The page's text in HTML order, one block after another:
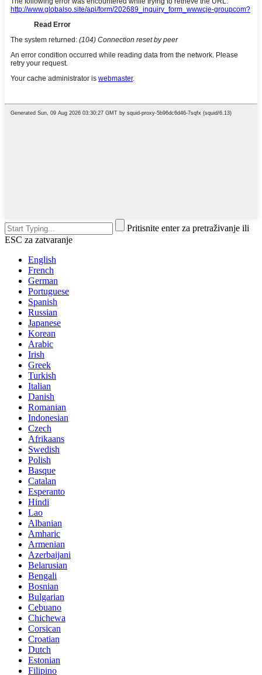
Pritisnite enter za pretraživanje ili
ESC za zatvaranje
English
French
German
Portuguese
Spanish
Russian
Japanese
Korean
Arabic
Irish
Greek
Turkish
Italian
Danish
Romanian
Indonesian
Czech
Afrikaans
Swedish
Polish
Basque
Catalan
Esperanto
Hindi
Lao
Albanian
Amharic
Armenian
Azerbaijani
Belarusian
Bengali
Bosnian
Bulgarian
Cebuano
Chichewa
Corsican
Croatian
Dutch
Estonian
Filipino